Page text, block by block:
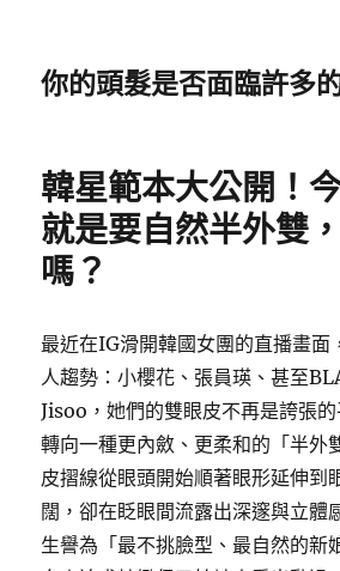
你的頭髮是否面臨許多
韓星範本大公開！
就是要自然半外雙
嗎？
最近在IG滑開韓國女團的直播畫面
人趨勢：小櫻花、張員瑛、甚至
Jisoo，她們的雙眼皮不再是誇張
轉向一種更內斂、更柔和的「半外
皮摺線從眼頭開始順著眼形延伸到
闊，卻在眨眼間流露出深邃與立體
生譽為「最不挑臉型、最自然的新